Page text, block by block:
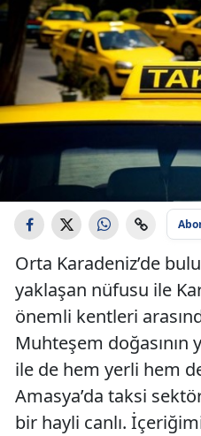
Orta Karadeniz’de
yaklaşan nüfusu ile
önemli kentleri
Muhteşem doğasının
ile de hem yerli hem
Amasya’da taksi
bir hayli canlı.